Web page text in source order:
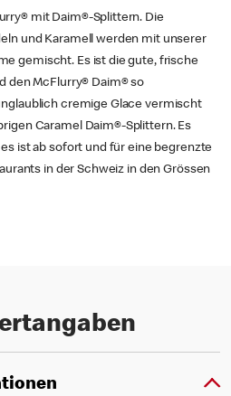
mit Daim®-Splittern. Die
und Karamell werden mit unserer
gemischt. Es ist die gute, frische
den McFlurry® Daim® so
cremige Glace vermischt
Caramel Daim®-Splittern. Es
ist ab sofort und für eine begrenzte
in der Schweiz in den Grössen